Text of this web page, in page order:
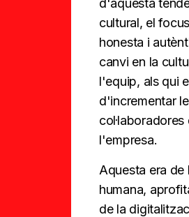
d'aquesta
cultural, el
honesta i
canvi en la
l'equip, als qui
d'incrementar
l'empresa.
Aquesta era
humana,
de la